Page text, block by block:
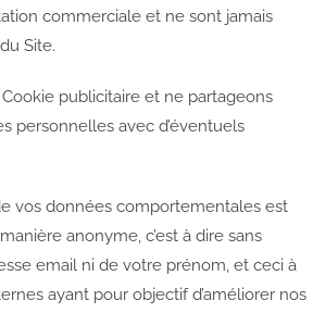
commerciale et ne sont jamais
Site.
Cookie publicitaire et ne partageons
personnelles avec d’éventuels
vos données comportementales est
anonyme, c’est à dire sans
email ni de votre prénom, et ceci à
ayant pour objectif d’améliorer nos